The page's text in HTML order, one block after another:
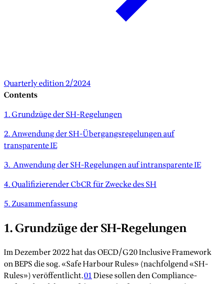
Quarterly edition 2/2024
Contents
1. Grundzüge der SH-Regelungen
2. Anwendung der SH-Übergangsregelungen auf
transparente IE
3. Anwendung der SH-Regelungen auf intransparente IE
4. Qualifizierender CbCR für Zwecke des SH
5. Zusammenfassung
1. Grundzüge der SH-Regelungen
Im Dezember 2022 hat das OECD/G20 Inclusive Framework
on BEPS die sog. «Safe Harbour Rules» (nachfolgend «SH-
Rules») veröffentlicht.01Diese sollen den Compliance-